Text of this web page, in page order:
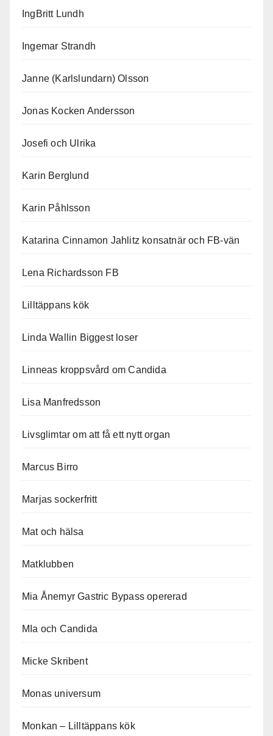
IngBritt Lundh
Ingemar Strandh
Janne (Karlslundarn) Olsson
Jonas Kocken Andersson
Josefi och Ulrika
Karin Berglund
Karin Påhlsson
Katarina Cinnamon Jahlitz konsatnär och FB-vän
Lena Richardsson FB
Lilltäppans kök
Linda Wallin Biggest loser
Linneas kroppsvård om Candida
Lisa Manfredsson
Livsglimtar om att få ett nytt organ
Marcus Birro
Marjas sockerfritt
Mat och hälsa
Matklubben
Mia Ånemyr Gastric Bypass opererad
MIa och Candida
Micke Skribent
Monas universum
Monkan – Lilltäppans kök